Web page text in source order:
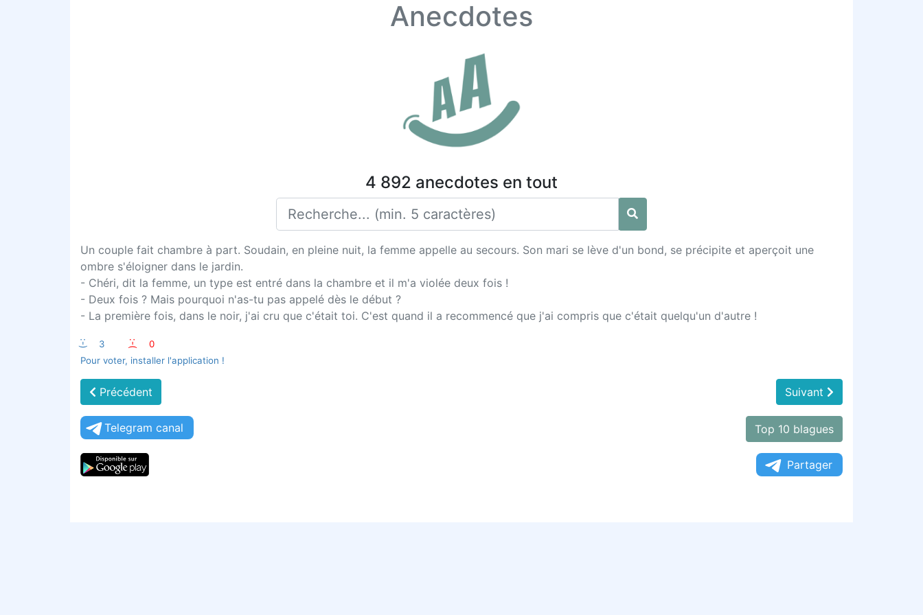
Anecdotes
4 892 anecdotes en tout
Un couple fait chambre à part. Soudain, en pleine nuit, la femme appelle au secours. Son mari se lève d'un bond, se précipite et aperçoit une
ombre s'éloigner dans le jardin.
- Chéri, dit la femme, un type est entré dans la chambre et il m'a violée deux fois !
- Deux fois ? Mais pourquoi n'as-tu pas appelé dès le début ?
- La première fois, dans le noir, j'ai cru que c'était toi. C'est quand il a recommencé que j'ai compris que c'était quelqu'un d'autre !
:-) 3 :-(
0
Pour voter, installer l'application !
Précédent Suivant
Telegram canal Top 10 blagues
Partager